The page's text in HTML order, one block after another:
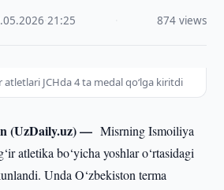
·21:25 874 views
atletlari JCHda 4 ta medal qo‘lga kiritdi
(UzDaily.uz) —Misrning Ismoiliya
atletika bo‘yicha yoshlar o‘rtasidagi
Unda O‘zbekiston terma